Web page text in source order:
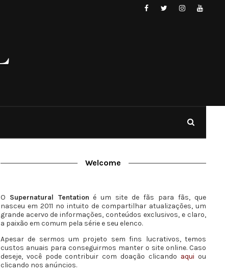
Welcome
O Supernatural Tentation é um site de fãs para fãs, que
nasceu em 2011 no intuito de compartilhar atualizações, um
grande acervo de informações, conteúdos exclusivos, e claro,
a paixão em comum pela série e seu elenco.
Apesar de sermos um projeto sem fins lucrativos, temos
custos anuais para conseguirmos manter o site online. Caso
deseje, você pode contribuir com doação clicando aqui ou
clicando nos anúncios.